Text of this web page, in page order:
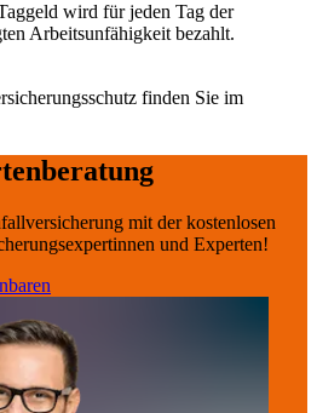
wird für jeden Tag der
Arbeitsunfähigkeit bezahlt.
finden Sie im
mit der kostenlosen
und Experten!